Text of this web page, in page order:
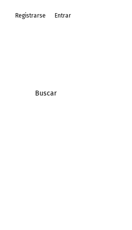
Buscar
Registrarse Entrar